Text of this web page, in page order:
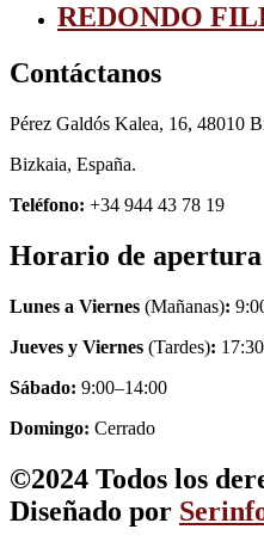
REDONDO
Contáctanos
Pérez Galdós Kalea, 16, 48010
Bizkaia, España.
Teléfono: +34 944 43 78 19
Horario de apertura
Lunes a Viernes (Mañanas):
Jueves y Viernes (Tardes):
Sábado: 9:00–14:00
Domingo: Cerrado
©2024 Todos los
Diseñado por